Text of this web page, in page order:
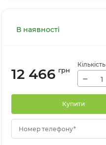
В наявності
12 466 грн
Кількість
−
Купити
Номер телефону*